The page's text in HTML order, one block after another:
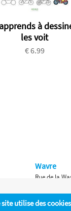
à
les voit
€ 6.99
site utilise des cookies
Wavre
Rue de la
Waterloo
Chaussée de